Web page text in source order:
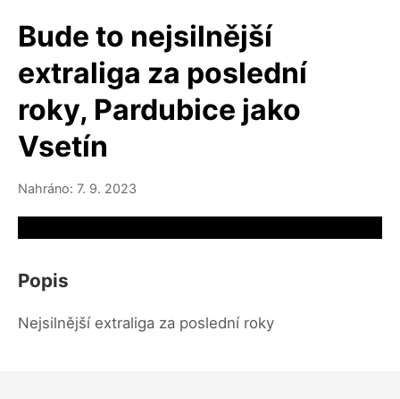
Bude to nejsilnější
extraliga za poslední
roky, Pardubice jako
Vsetín
Nahráno: 7. 9. 2023
Popis
Nejsilnější extraliga za poslední roky